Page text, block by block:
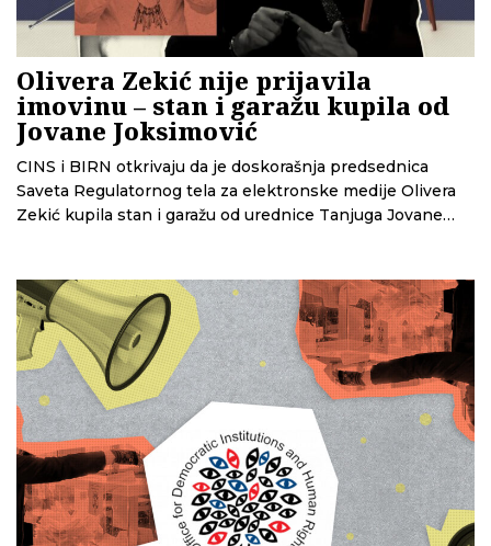
Olivera Zekić nije prijavila
imovinu – stan i garažu kupila od
Jovane Joksimović
CINS i BIRN otkrivaju da je doskorašnja predsednica
Saveta Regulatornog tela za elektronske medije Olivera
Zekić kupila stan i garažu od urednice Tanjuga Jovane
interesa pre odlučivanja o dodeli dozvole za emitovanje
ovoj televiziji.